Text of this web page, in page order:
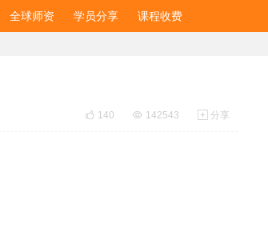
全球师资 学员分享 课程收费
 140  142543  分享